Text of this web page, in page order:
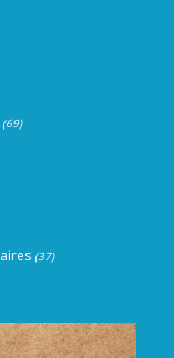
(69)
(37)